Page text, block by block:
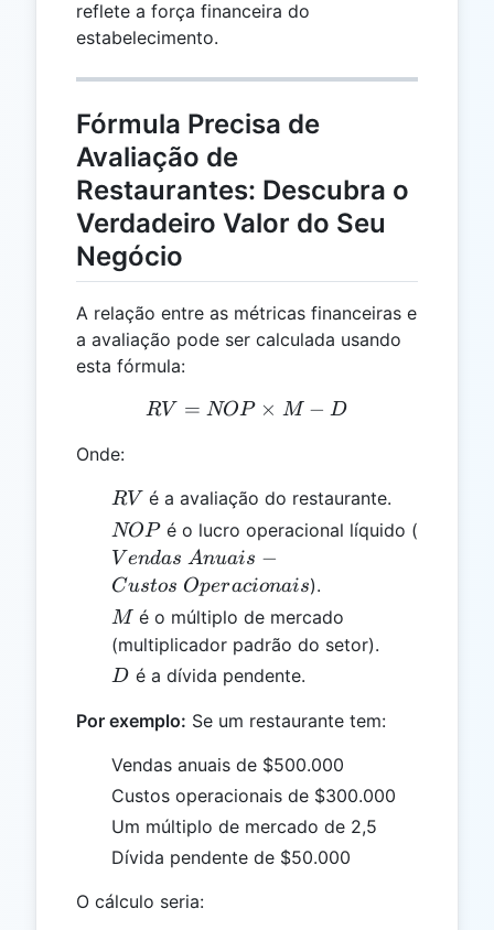
reflete a força financeira do
estabelecimento.
Fórmula Precisa de
Avaliação de
Restaurantes: Descubra o
Verdadeiro Valor do Seu
Negócio
A relação entre as métricas financeiras e
a avaliação pode ser calculada usando
esta fórmula:
RV = NOP \times M - D
RV = NOP × M − D
Onde:
RV
RV é a avaliação do restaurante.
NOP
NOPé o lucro operacional líquido (
V endas Anuais −
Custos Operacionais).
M
M é o múltiplo de mercado
(multiplicador padrão do setor).
D
D é a dívida pendente.
Por exemplo: Se um restaurante tem:
Vendas anuais de $500.000
Custos operacionais de $300.000
Um múltiplo de mercado de 2,5
Dívida pendente de $50.000
O cálculo seria: